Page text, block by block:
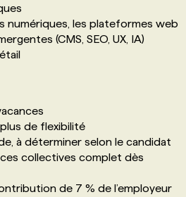
numériques, les plateformes web
(CMS, SEO, UX, IA)
de flexibilité
à déterminer selon le candidat
collectives complet dès
de 7 % de l’employeur